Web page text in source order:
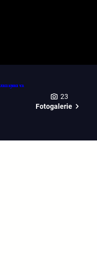
23
Fotogalerie